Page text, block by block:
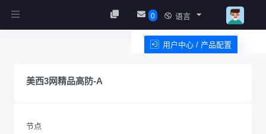
0 语言
用户中心 / 产品配置
美西3网精品高防-A
节点